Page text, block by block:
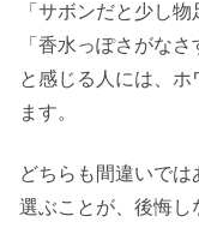
「サボンだと少し物
「香水っぽさがなさ
と感じる人には、ホ
ます。
どちらも間違いでは
選ぶことが、後悔し